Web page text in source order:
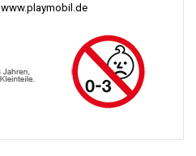
www.playmobil.de